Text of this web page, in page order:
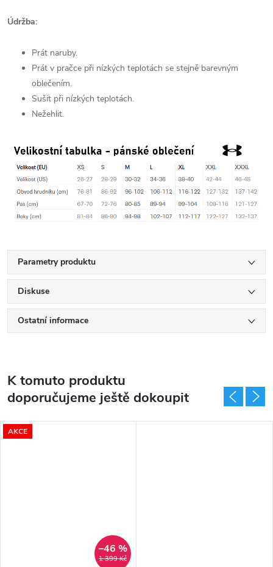
Údržba:
Prát naruby.
Prát v pračce při nízkých teplotách se stejně barevným
oblečením.
Sušit při nízkých teplotách.
Nežehlit.
Parametry produktu
Diskuse
Ostatní informace
K tomuto produktu
doporučujeme ještě dokoupit
AKCE
1 399 Kč
–46 %